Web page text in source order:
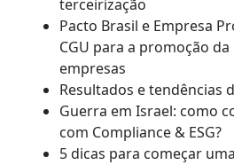
terceirização
Pacto Brasil e Empresa
CGU para a promoção
empresas
Resultados e tendências
Guerra em Israel: como
com Compliance & ESG?
5 dicas para começar